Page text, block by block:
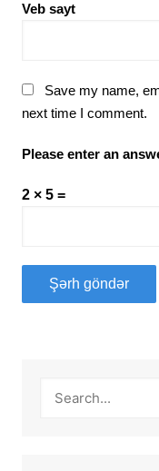
Veb sayt
Save my name,
next time I comment.
Please enter an
2 × 5 =